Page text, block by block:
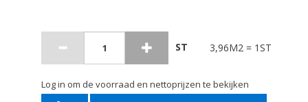
ST 3,96M2 = 1ST
Log in om de voorraad en nettoprijzen te bekijken